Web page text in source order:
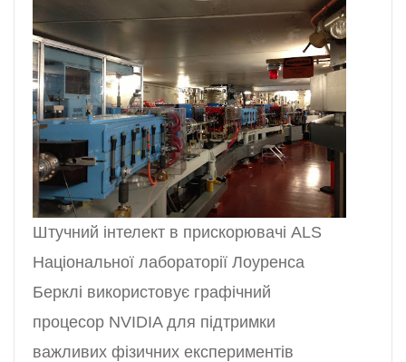
Штучний інтелект в прискорювачі ALS
Національної лабораторії Лоуренса
Берклі використовує графічний
процесор NVIDIA для підтримки
важливих фізичних експериментів